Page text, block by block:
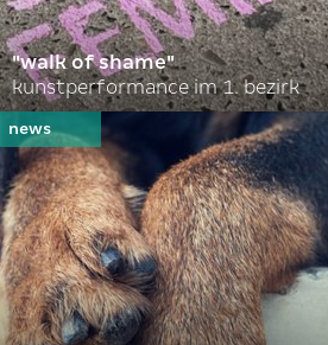
"walk of shame"
kunstperformance im 1. bezirk